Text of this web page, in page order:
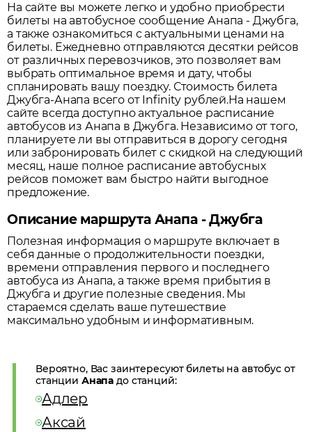
На сайте вы можете легко и удобно приобрести
билеты на автобусное сообщениеАнапа - Джубга,
а также ознакомиться с актуальными ценами на
билеты. Ежедневно отправляются десятки рейсов
от различных перевозчиков, это позволяет вам
выбрать оптимальное время и дату, чтобы
спланировать вашу поездку. Стоимость билета
Джубга-Анапа всего от Infinity рублей.На нашем
сайте всегда доступно актуальное расписание
автобусов из Анапа в Джубга. Независимо от того,
планируете ли вы отправиться в дорогу сегодня
или забронировать билет с скидкой на следующий
месяц, наше полное расписание автобусных
рейсов поможет вам быстро найти выгодное
предложение.
Описание маршрута Анапа - Джубга
Полезная информация о маршруте включает в
себя данные о продолжительности поездки,
времени отправления первого и последнего
автобуса изАнапа, а также время прибытия в
Джубга и другие полезные сведения. Мы
стараемся сделать ваше путешествие
максимально удобным и информативным.
Вероятно, Вас заинтересуют билеты на автобус от
станции Анапа до станций:
Адлер
Аксай